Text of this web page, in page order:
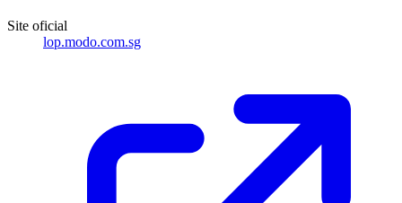
Site oficial
lop.modo.com.sg